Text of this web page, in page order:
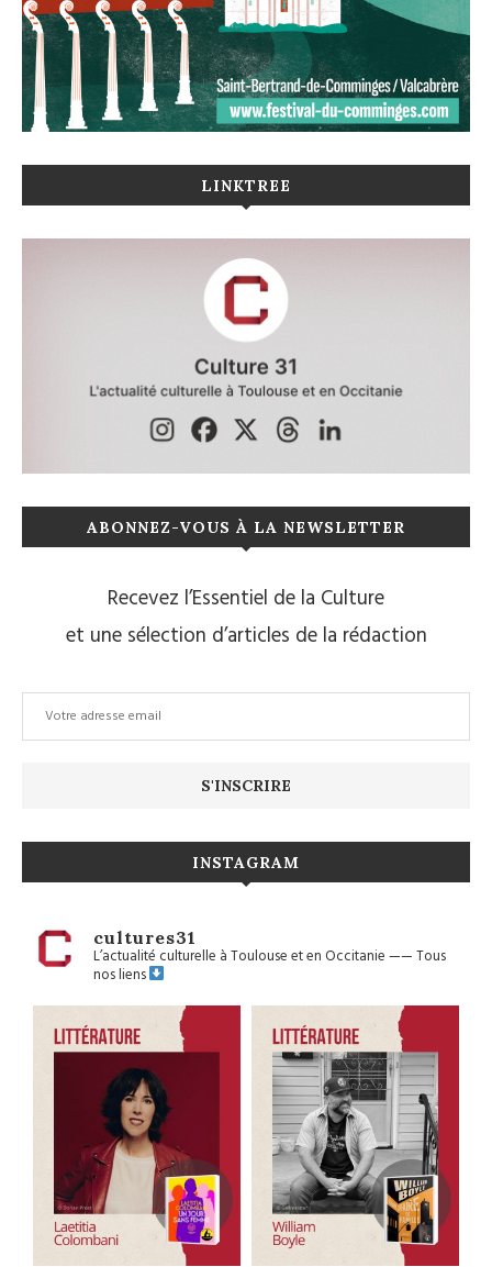
LINKTREE
ABONNEZ-VOUS À LA NEWSLETTER
Recevez l’Essentiel de la Culture
et une sélection d’articles de la rédaction
INSTAGRAM
cultures31
L’actualité culturelle à Toulouse et en Occitanie——Tous
nos liens